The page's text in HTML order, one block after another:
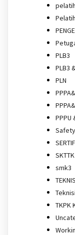
PLB3
PLB3
PLN
PPPU
SKTTK
smk3
TKPK